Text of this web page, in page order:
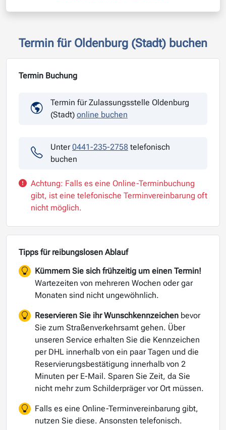
Termin für Oldenburg (Stadt) buchen
Termin Buchung
Termin für Zulassungsstelle Oldenburg
(Stadt) online buchen
Unter0441-235-2758 telefonisch
buchen
Achtung: Falls es eine Online-Terminbuchung
gibt, ist eine telefonische Terminvereinbarung oft
nicht möglich.
Tipps für reibungslosen Ablauf
Kümmern Sie sich frühzeitig um einen Termin!
Wartezeiten von mehreren Wochen oder gar
Monaten sind nicht ungewöhnlich.
Reservieren Sie ihr Wunschkennzeichen bevor
Sie zum Straßenverkehrsamt gehen. Über
unseren Service erhalten Sie die Kennzeichen
per DHL innerhalb von ein paar Tagen und die
Reservierungsbestätigung innerhalb von 2
Minuten per E-Mail. Sparen Sie Zeit, da Sie
nicht mehr zum Schilderpräger vor Ort müssen.
Falls es eine Online-Terminvereinbarung gibt,
nutzen Sie diese. Ansonsten telefonisch.